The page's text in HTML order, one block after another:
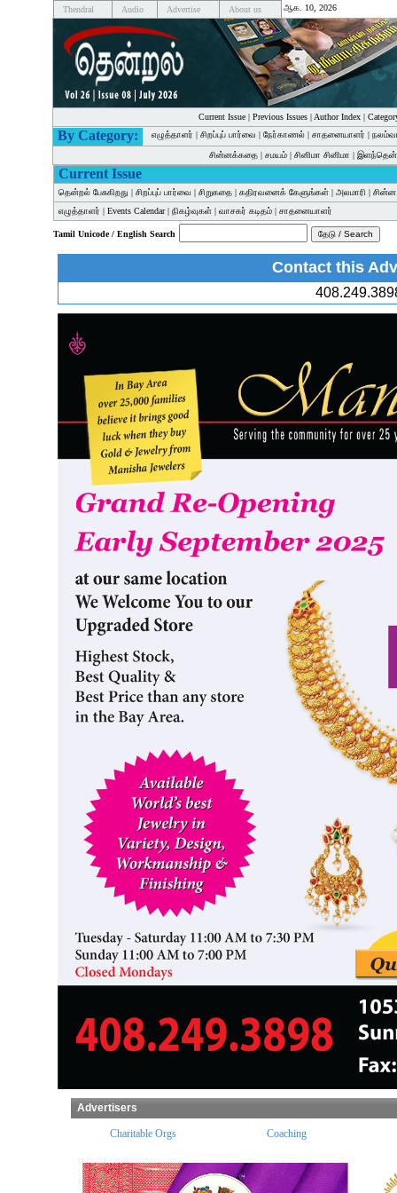
Thendral Audio Advertise About us ஆக. 10, 2026
Current Issue| Previous Issues| Author Index|
By Category: எழுத்தாளர் | சிறப்புப் பார்வை | நேர்காணல் | சாதனையாளர் |
சின்னக்கதை | சமயம் | சினிமா சினிமா |
Current Issue
தென்றல் பேசுகிறது | சிறப்புப் பார்வை | சிறுகதை | கதிரவனைக் கேளுங்கள் | அலமாரி |
எழுத்தாளர் | Events Calendar| நிகழ்வுகள் | வாசகர் கடிதம் | சாதனையாளர்
Tamil Unicode / English Search
Contact this
Advertisers
Charitable Orgs Coaching